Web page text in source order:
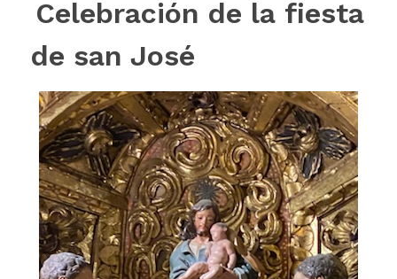
Celebración de la fiesta
de san José